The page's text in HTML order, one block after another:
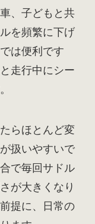
、子どもと共
を頻繁に下げ
は便利です
走行中にシー
らほとんど変
扱いやすいで
で毎回サドル
が大きくなり
提に、日常の